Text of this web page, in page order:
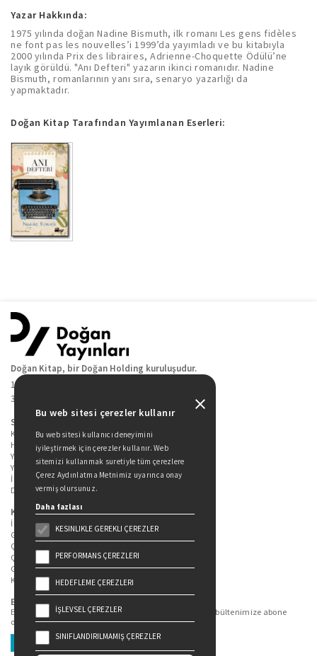
Yazar Hakkında:
1975 yılında doğan Nadine Bismuth, ilk romanı Les gens fidèles
ne font pas les nouvelles’i 1999’da yayımladı ve bu kitabıyla
2000 yılında Prix des libraires, Adrienne-Choquette Ödülü’ne
layık görüldü. "Anı Defteri" yazarın ikinci romanıdır. Nadine
Bismuth, romanlarının yanı sıra, senaryo yazarlığı da
yapmaktadır.
Doğan Kitap Tarafından Yayımlanan Eserleri:
Doğan Kitap, bir Doğan Holding kuruluşudur.
19 Mayıs Cad. Golden Plaza No:1 Kat:10
34360 / Şişli / İstanbul
Sitede Yer Alan Sayfalar
Kitaplarımız
Hakkımızda
Yazarlarımız
Yazar Adayları İçin
İletişim
Duygu Asena Roman Ödülü
Kişisel Verilerin Korunması
İlgili Kişi Başvuru Formu
Genel Aydınlatma Metni
Çekiliş Aydınlatma Metni
Çerez Aydınlatma Metni
Gizlilik Politikası
Kullanım Şartları
Bizi Takip Edin...
En güncel kitap ve etkinliklerden haberdar olmak için bültenimize abone
olun.
Üye Ol
Bu web sitesi çerezler kullanır
Bu web sitesi kullanıcı deneyimini
iyileştirmek için çerezler kullanır. Web
sitemizi kullanmak suretiyle tüm çerezlere
Çerez Aydınlatma Metnimiz uyarınca onay
vermiş olursunuz.
Daha fazlası
KESINLIKLE GEREKLI ÇEREZLER
PERFORMANS ÇEREZLERI
HEDEFLEME ÇEREZLERI
İŞLEVSEL ÇEREZLER
SINIFLANDIRILMAMIŞ ÇEREZLER